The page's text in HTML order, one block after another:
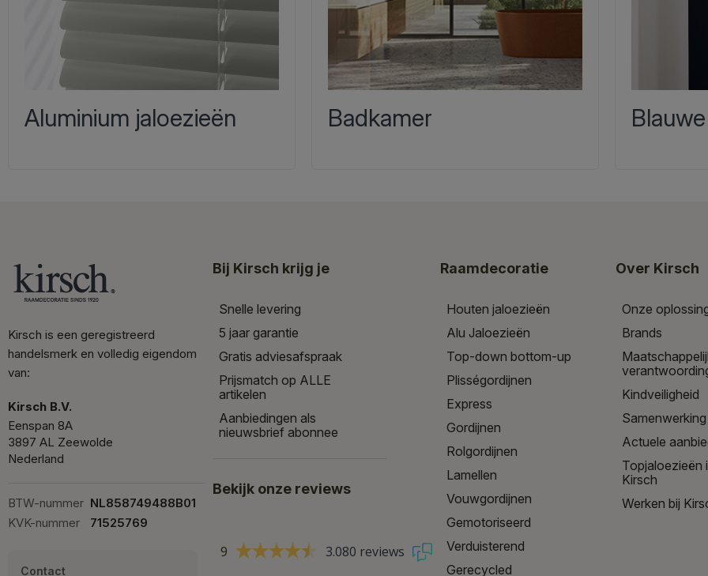
Aluminium jaloezieën Badkamer
Kirsch is een geregistreerd
handelsmerk en volledig eigendom
van:
Kirsch B.V.
Eenspan 8A
3897 AL Zeewolde
Nederland
BTW-nummer NL858749488B01
KVK-nummer
71525769
Contact
Bij Kirsch krijg je
Snelle levering
5 jaar garantie
Gratis adviesafspraak
Prijsmatch op ALLE
artikelen
Aanbiedingen als
nieuwsbrief abonnee
Bekijk onze reviews
9 3.080 reviews
Raamdecoratie
Houten jaloezieën
Alu Jaloezieën
Top-down bottom-up
Plisségordijnen
Express
Gordijnen
Rolgordijnen
Lamellen
Vouwgordijnen
Gemotoriseerd
Verduisterend
Gerecycled
Over Kirsch
Onze
Brands
Kindveiligheid
Samenwerking
Actuele
Topjaloezieën
Kirsch
Werken bij